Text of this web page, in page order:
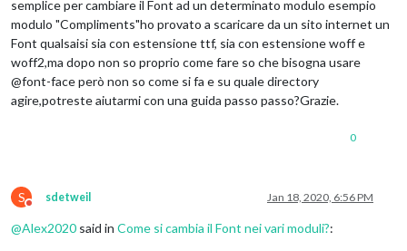
semplice per cambiare il Font ad un determinato modulo esempio
modulo "Compliments"ho provato a scaricare da un sito internet un
Font qualsaisi sia con estensione ttf, sia con estensione woff e
woff2,ma dopo non so proprio come fare so che bisogna usare
@font-face però non so come si fa e su quale directory
agire,potreste aiutarmi con una guida passo passo?Grazie.
0
S
Do not disturb
sdetweil Jan 18, 2020, 6:56 PM
@Alex2020 said in Come si cambia il Font nei vari moduli?: